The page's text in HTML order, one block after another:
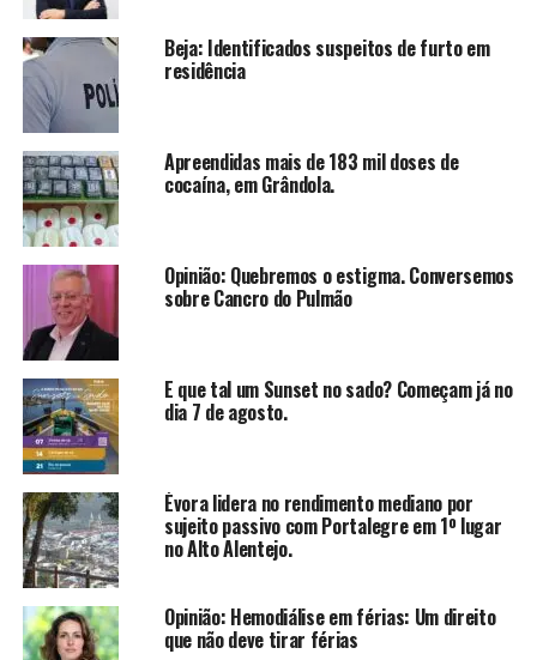
Beja: Identificados suspeitos de furto em
residência
Apreendidas mais de 183 mil doses de
cocaína, em Grândola.
Opinião: Quebremos o estigma. Conversemos
sobre Cancro do Pulmão
E que tal um Sunset no sado? Começam já no
dia 7 de agosto.
Évora lidera no rendimento mediano por
sujeito passivo com Portalegre em 1º lugar
no Alto Alentejo.
Opinião: Hemodiálise em férias: Um direito
que não deve tirar férias